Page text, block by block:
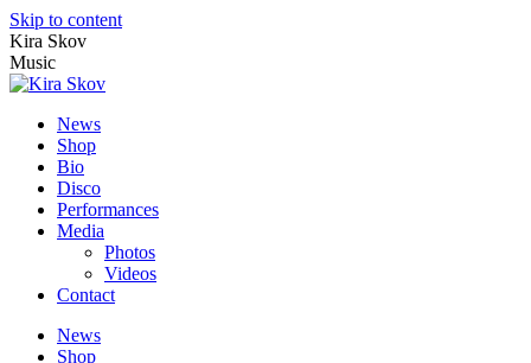
Skip to content
Kira Skov
Music
News
Shop
Bio
Disco
Performances
Media
Photos
Videos
Contact
News
Shop